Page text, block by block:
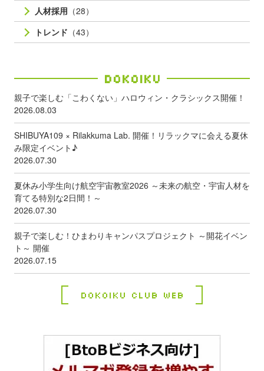
人材採用 （28）
トレンド （43）
Dokoiku
親子で楽しむ「こわくない」ハロウィン・クラシックス開催！
2026.08.03
SHIBUYA109 × Rilakkuma Lab. 開催！リラックマに会える夏休
み限定イベント♪
2026.07.30
夏休み小学生向け航空宇宙教室2026 ～未来の航空・宇宙人材を
育てる特別な2日間！～
2026.07.30
親子で楽しむ！ひまわりキャンパスプロジェクト ～開花イベン
ト～ 開催
2026.07.15
Dokoiku Club Web